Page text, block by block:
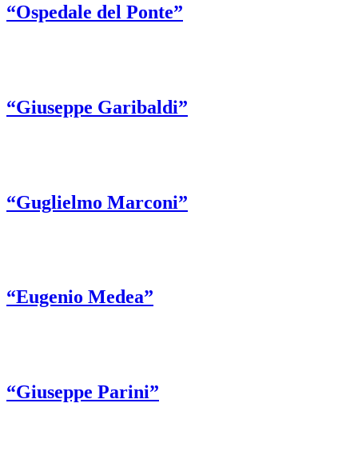
“Ospedale del Ponte”
“Giuseppe Garibaldi”
“Guglielmo Marconi”
“Eugenio Medea”
“Giuseppe Parini”